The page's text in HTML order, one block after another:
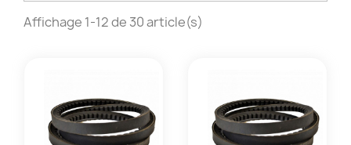
Affichage 1-12 de 30 article(s)